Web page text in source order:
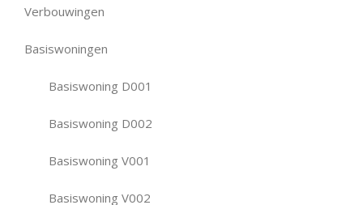
Verbouwingen
Basiswoningen
Basiswoning D001
Basiswoning D002
Basiswoning V001
Basiswoning V002